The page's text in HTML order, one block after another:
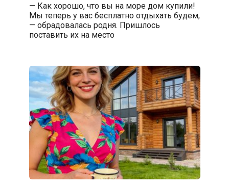
— Как хорошо, что вы на море дом купили!
Мы теперь у вас бесплатно отдыхать будем,
— обрадовалась родня. Пришлось
поставить их на место